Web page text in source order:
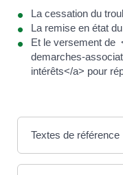
La cessation du
La remise en état
Et le versement de
demarches-
intérêts</a> pour
Textes de référence